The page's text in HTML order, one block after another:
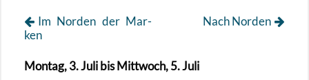
Nach Nor­den
Im Nor­den der Mar­
ken
Mon­tag, 3. Juli bis Mitt­woch, 5. Juli